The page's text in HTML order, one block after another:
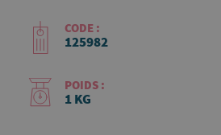
CODE :
125982
POIDS :
1 KG